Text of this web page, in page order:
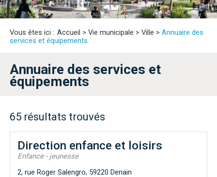
A= A- A+
Vous êtes ici : Accueil > Vie municipale > Ville > Annuaire des
services et équipements
Annuaire des services et
équipements
65 résultats trouvés
Direction enfance et loisirs
Enfance - jeunesse
2, rue Roger Salengro, 59220 Denain